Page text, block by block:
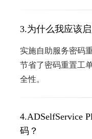
3.为什么我应该
实施自助服务密码
节省了密码重置工
全性。
4.ADSelfService
码？